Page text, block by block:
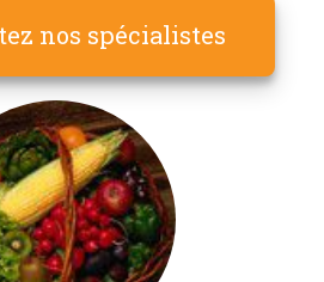
nos spécialistes